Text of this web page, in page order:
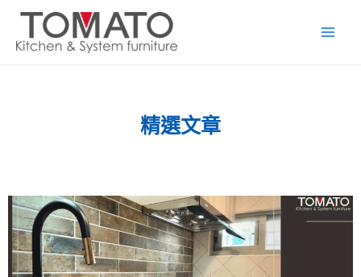
精選文章
頁
面
頁
面
頁
面
頁
面
頁
面
頁
面
頁
面 面 面 面